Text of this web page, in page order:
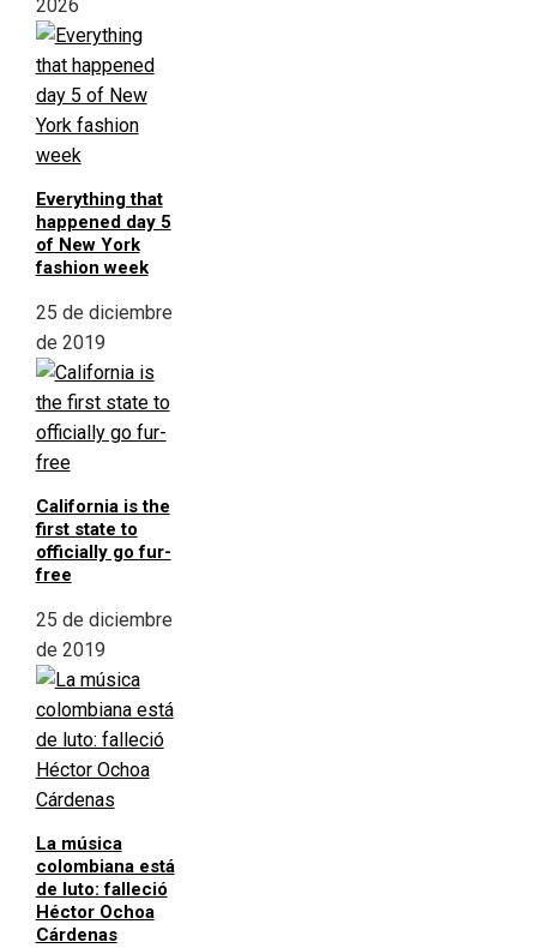
2026
Everything that
happened day 5
of New York
fashion week
25 de diciembre
de 2019
California is the
first state to
officially go fur-
free
25 de diciembre
de 2019
La música
colombiana está
de luto: falleció
Héctor Ochoa
Cárdenas